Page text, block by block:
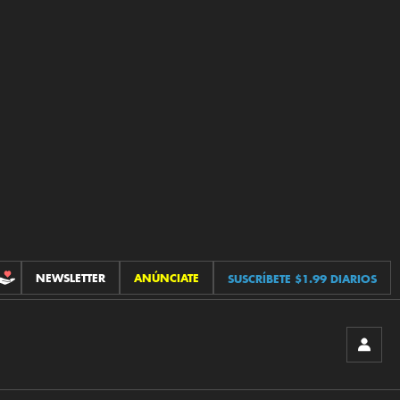
CONTRIBUCIONES
NEWSLETTER ANÚNCIATE SUSCRÍBETE $1.99 DIARIOS